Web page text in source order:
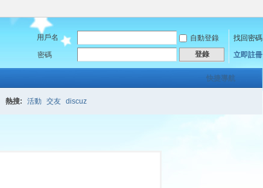
用戶名 自動登錄
找回密碼
密碼
登錄 立即註冊
快捷導航
熱搜: 活動 交友 discuz